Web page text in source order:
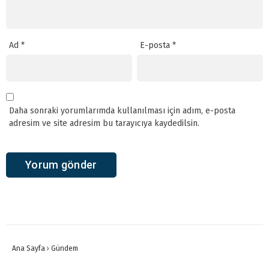
Ad * E-posta*
Daha sonraki yorumlarımda kullanılması için adım, e-posta
adresim ve site adresim bu tarayıcıya kaydedilsin.
Ana Sayfa › Gündem